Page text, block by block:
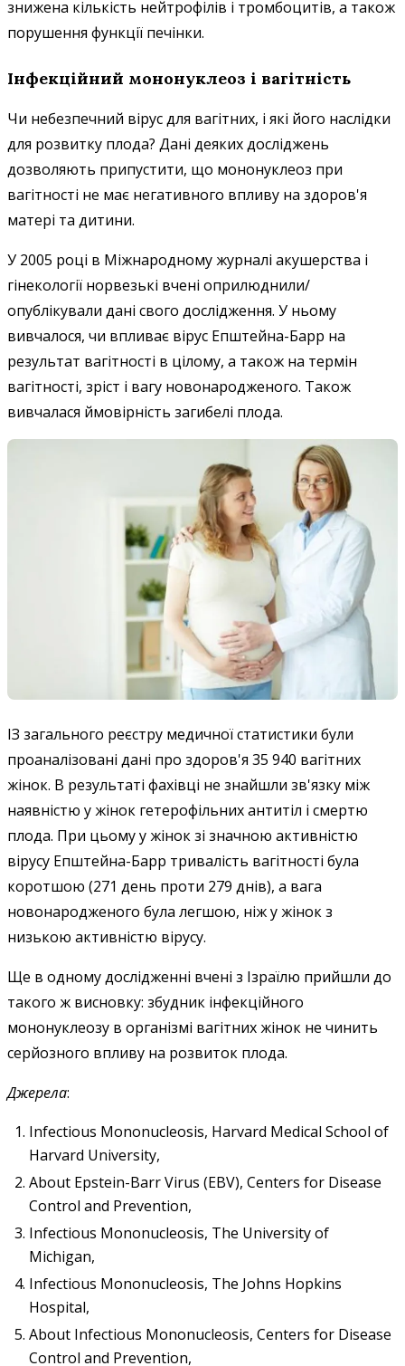
знижена кількість нейтрофілів і тромбоцитів, а також
порушення функції печінки.
Інфекційний мононуклеоз і вагітність
Чи небезпечний вірус для вагітних, і які його наслідки
для розвитку плода? Дані деяких досліджень
дозволяють припустити, що мононуклеоз при
вагітності не має негативного впливу на здоров'я
матері та дитини.
У 2005 році в Міжнародному журналі акушерства і
гінекології норвезькі вчені оприлюднили/
опублікували дані свого дослідження. У ньому
вивчалося, чи впливає вірус Епштейна-Барр на
результат вагітності в цілому, а також на термін
вагітності, зріст і вагу новонародженого. Також
вивчалася ймовірність загибелі плода.
ІЗ загального реєстру медичної статистики були
проаналізовані дані про здоров'я 35 940 вагітних
жінок. В результаті фахівці не знайшли зв'язку між
наявністю у жінок гетерофільних антитіл і смертю
плода. При цьому у жінок зі значною активністю
вірусу Епштейна-Барр тривалість вагітності була
коротшою (271 день проти 279 днів), а вага
новонародженого була легшою, ніж у жінок з
низькою активністю вірусу.
Ще в одному дослідженні вчені з Ізраїлю прийшли до
такого ж висновку: збудник інфекційного
мононуклеозу в організмі вагітних жінок не чинить
серйозного впливу на розвиток плода.
Джерела:
Infectious Mononucleosis, Harvard Medical School of
Harvard University,
About Epstein-Barr Virus (EBV), Centers for Disease
Control and Prevention,
Infectious Mononucleosis, The University of
Michigan,
Infectious Mononucleosis, The Johns Hopkins
Hospital,
About Infectious Mononucleosis, Centers for Disease
Control and Prevention,